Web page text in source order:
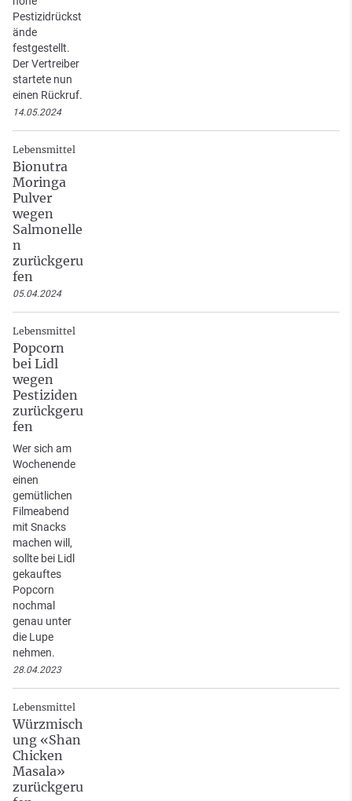
Pestizidrückst
ände
festgestellt.
Der Vertreiber
startete nun
einen Rückruf.
14.05.2024
Lebensmittel
Bionutra
Moringa
Pulver
wegen
Salmonelle
n
zurückgeru
fen
05.04.2024
Lebensmittel
Popcorn
bei Lidl
wegen
Pestiziden
zurückgeru
fen
Wer sich am
Wochenende
einen
gemütlichen
Filmeabend
mit Snacks
machen will,
sollte bei Lidl
gekauftes
Popcorn
nochmal
genau unter
die Lupe
nehmen.
28.04.2023
Lebensmittel
Würzmisch
ung «Shan
Chicken
Masala»
zurückgeru